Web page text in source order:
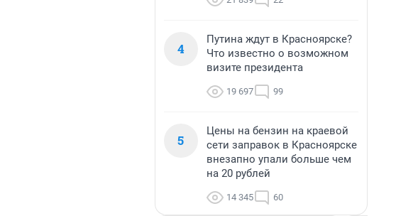
4
Путина ждут в Красноярске?
Что известно о возможном
визите президента
19 697 99
5
Цены на бензин на краевой
сети заправок в Красноярске
внезапно упали больше чем
на 20 рублей
14 345 60